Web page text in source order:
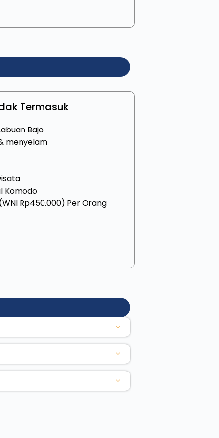
Termasuk
Bajo
menyelam
Komodo
Rp450.000) Per Orang